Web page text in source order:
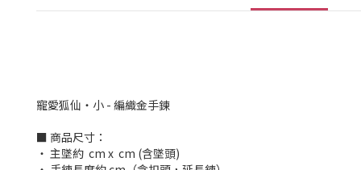
寵愛狐仙・小 - 編織金手鍊
■ 商品尺寸：
‧ 主墜約 cm x cm (含墜頭)